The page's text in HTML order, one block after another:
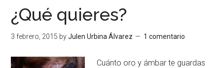
¿Qué quieres?
3 febrero, 2015 byJulen Urbina Álvarez 1 comentario
Cuánto oro y ámbar te guardas